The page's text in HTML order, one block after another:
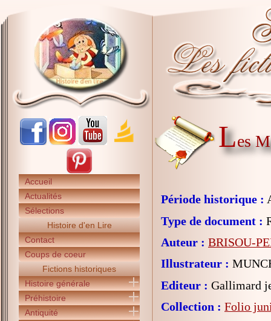
Accueil
Actualités
Sélections
Histoire d'en Lire
Contact
Coups de coeur
Fictions historiques
Histoire générale
Préhistoire
Antiquité
Les
Période historique :
Type de document :
Auteur : BRISOU-
Illustrateur :
Editeur : Gallimard
Collection : Folio